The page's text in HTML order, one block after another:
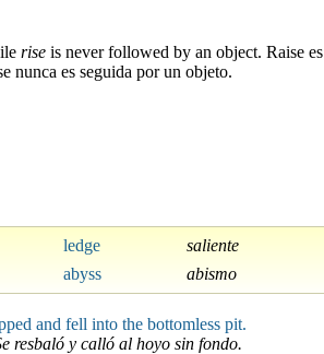
rise is never followed by an object. Raise es
nunca es seguida por un objeto.
ledge
saliente
abyss abismo
and fell into the bottomless pit.
resbaló y calló al hoyo sin fondo.